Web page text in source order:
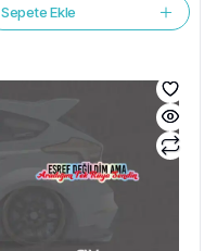
Sepete Ekle